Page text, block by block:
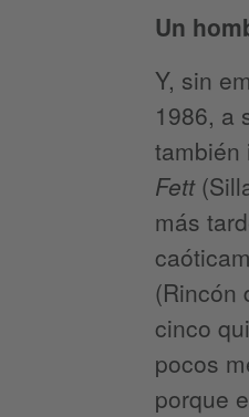
Un
Y, sin
1986, a
también
Fett
más
(Rincón
cinco
pocos
porque